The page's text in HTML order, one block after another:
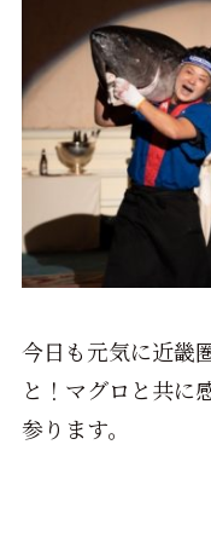
今日も元気に近畿
と！マグロと共に
参ります。